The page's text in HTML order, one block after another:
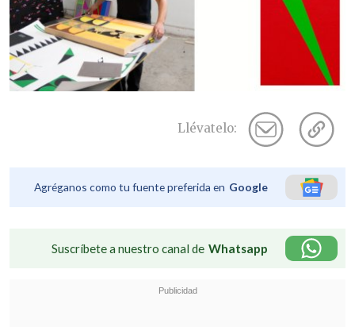
Llévatelo:
Agréganos como tu fuente preferida en Google
Suscríbete a nuestro canal de Whatsapp